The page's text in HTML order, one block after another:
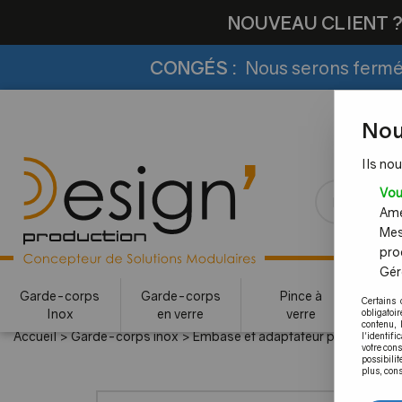
NOUVEAU CLIENT ?
CONGÉS : Nous serons
Garde-corps
Inox
Garde-corps
en verre
Pince à
verre
Accueil>Garde-corps inox>Embase et adaptateur pour main
Ils
Certains
contenu,
votre
plus,